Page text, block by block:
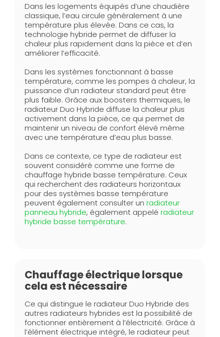
Dans les logements équipés d’une chaudière
classique, l’eau circule généralement à une
température plus élevée. Dans ce cas, la
technologie hybride permet de diffuser la
chaleur plus rapidement dans la pièce et d’en
améliorer l’efficacité.
Dans les systèmes fonctionnant à basse
température, comme les pompes à chaleur, la
puissance d’un radiateur standard peut être
plus faible. Grâce aux boosters thermiques, le
radiateur Duo Hybride diffuse la chaleur plus
activement dans la pièce, ce qui permet de
maintenir un niveau de confort élevé même
avec une température d’eau plus basse.
Dans ce contexte, ce type de radiateur est
souvent considéré comme une forme de
chauffage hybride basse température. Ceux
qui recherchent des radiateurs horizontaux
pour des systèmes basse température
peuvent également consulter un radiateur
panneau hybride, également appelé radiateur
hybride basse température.
Chauffage électrique lorsque
cela est nécessaire
Ce qui distingue le radiateur Duo Hybride des
autres radiateurs hybrides est la possibilité de
fonctionner entièrement à l’électricité. Grâce à
l’élément électrique intégré, le radiateur peut